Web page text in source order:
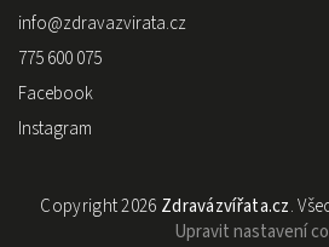
info@zdravazvirata.cz
775 600 075
Facebook
Instagram
Copyright 2026 Zdravázvířata.cz.
Upravit nastavení